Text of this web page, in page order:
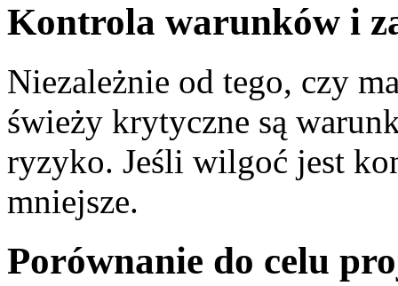
Kontrola warunków i
Niezależnie od tego, czy
świeży krytyczne są
ryzyko. Jeśli wilgoć jest
mniejsze.
Porównanie do celu